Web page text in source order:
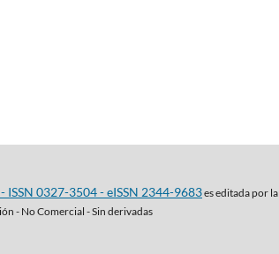
ISSN 0327-3504 - eISSN 2344-9683es editada por la
- No Comercial - Sin derivadas